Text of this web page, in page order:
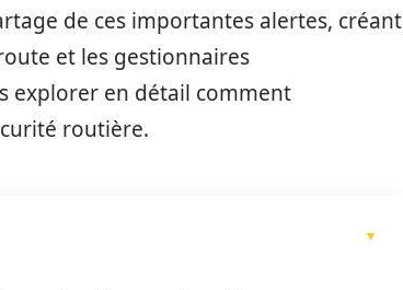
de ces importantes alertes, créant
et les gestionnaires
explorer en détail comment
routière.